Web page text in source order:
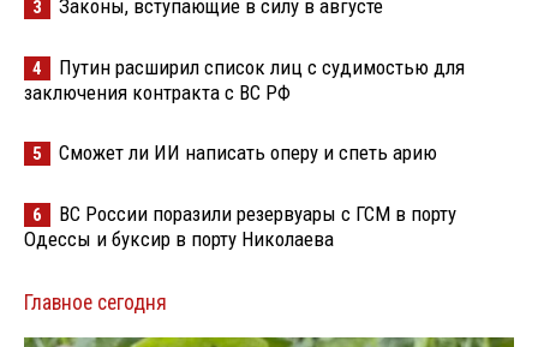
3 Законы, вступающие в силу в августе
4
Путин расширил список лиц с судимостью для
заключения контракта с ВС РФ
5 Сможет ли ИИ написать оперу и спеть арию
6
ВС России поразили резервуары с ГСМ в порту
Одессы и буксир в порту Николаева
Главное сегодня